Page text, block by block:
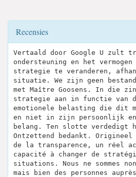
Recensies
Vertaald door Google U zult
ondersteuning en het vermogen
strategie te veranderen,
situatie. We zijn geen bestand
met Maître Goosens. In die
strategie aan in functie van
emotionele belasting die dit
en niet in zijn persoonlijk en
belang. Ten slotte verdedigt
Ontzettend bedankt. Origineel
de la transparence, un réel
capacité à changer de
situations. Nous ne sommes
mais bien des personnes